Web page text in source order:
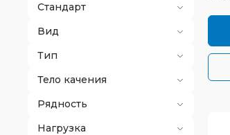
Стандарт
Вид
Тип
Тело качения
Рядность
Нагрузка